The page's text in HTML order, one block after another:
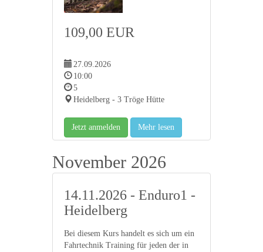
109,00 EUR
27.09.2026
10:00
5
Heidelberg - 3 Tröge Hütte
Jetzt anmelden Mehr lesen
November 2026
14.11.2026 - Enduro1 -
Heidelberg
Bei diesem Kurs handelt es sich um ein
Fahrtechnik Training für jeden der in